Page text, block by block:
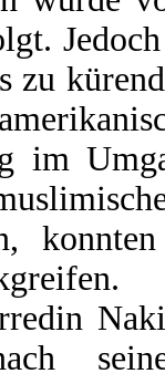
zu
im